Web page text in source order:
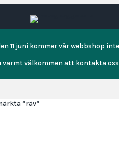
11 juni kommer vår webbshop
varmt välkommen att kontakta
”räv”